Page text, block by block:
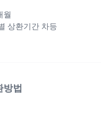
월
상환기간 차등
방법